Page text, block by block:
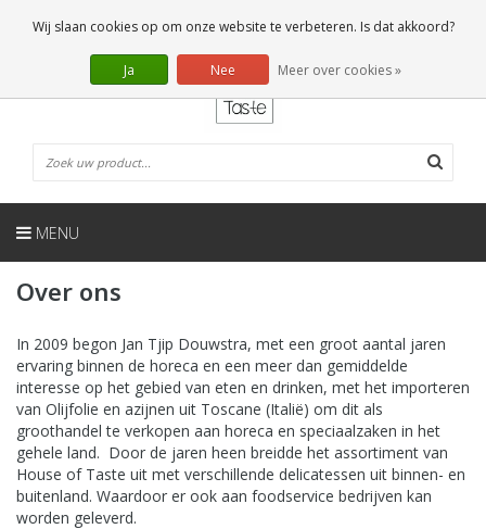
0 Artikelen
NL
MENU
Over ons
In 2009 begon Jan Tjip Douwstra, met een groot aantal jaren
ervaring binnen de horeca en een meer dan gemiddelde
interesse op het gebied van eten en drinken, met het importeren
van Olijfolie en azijnen uit Toscane (Italië) om dit als
groothandel te verkopen aan horeca en speciaalzaken in het
gehele land. Door de jaren heen breidde het assortiment van
House of Taste uit met verschillende delicatessen uit binnen- en
buitenland. Waardoor er ook aan foodservice bedrijven kan
worden geleverd.
Wij slaan cookies op om onze website te verbeteren. Is dat akkoord?
Ja Nee Meer over cookies »